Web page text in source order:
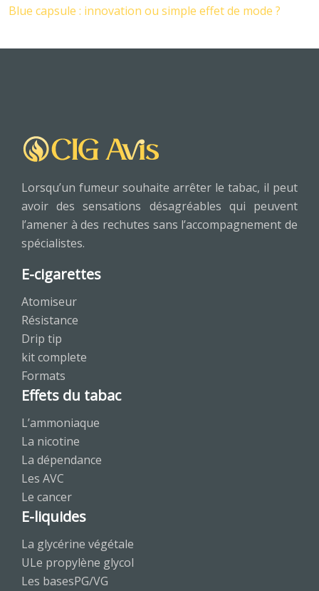
Blue capsule : innovation ou simple effet de mode ?
Lorsqu’un fumeur souhaite arrêter le tabac, il peut
avoir des sensations désagréables qui peuvent
l’amener à des rechutes sans l’accompagnement de
spécialistes.
E-cigarettes
Atomiseur
Résistance
Drip tip
kit complete
Formats
Effets du tabac
L’ammoniaque
La nicotine
La dépendance
Les AVC
Le cancer
E-liquides
La glycérine végétale
ULe propylène glycol
Les basesPG/VG